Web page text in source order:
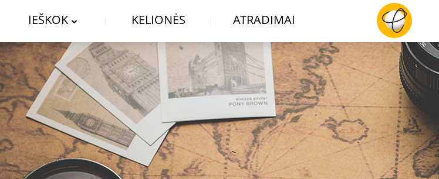
IEŠKOK KELIONĖS ATRADIMAI